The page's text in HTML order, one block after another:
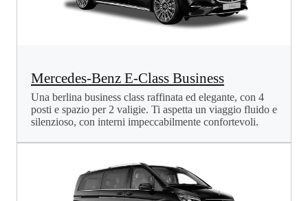
Mercedes-Benz E-Class Business
Una berlina business class raffinata ed elegante, con 4
posti e spazio per 2 valigie. Ti aspetta un viaggio fluido e
silenzioso, con interni impeccabilmente confortevoli.